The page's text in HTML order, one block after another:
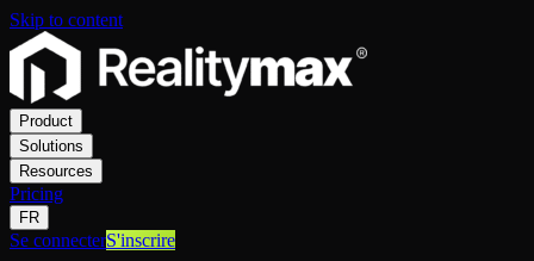
Skip to content
Product
Solutions
Resources
Pricing
FR
Se connecterS'inscrire